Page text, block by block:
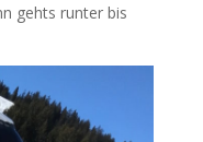
gehts runter bis